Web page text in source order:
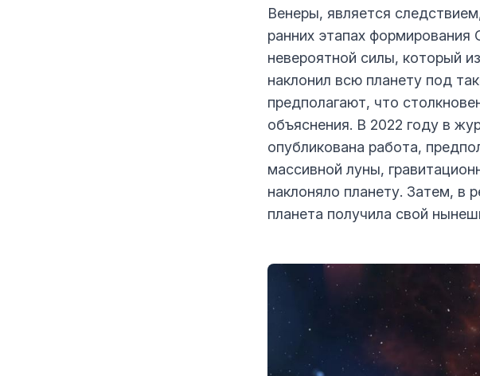
Венеры, является
ранних этапах
невероятной силы, который
наклонил всю планету под
предполагают, что
объяснения. В 2022 году в
опубликована работа,
массивной луны,
наклоняло планету. Затем, в
планета получила свой